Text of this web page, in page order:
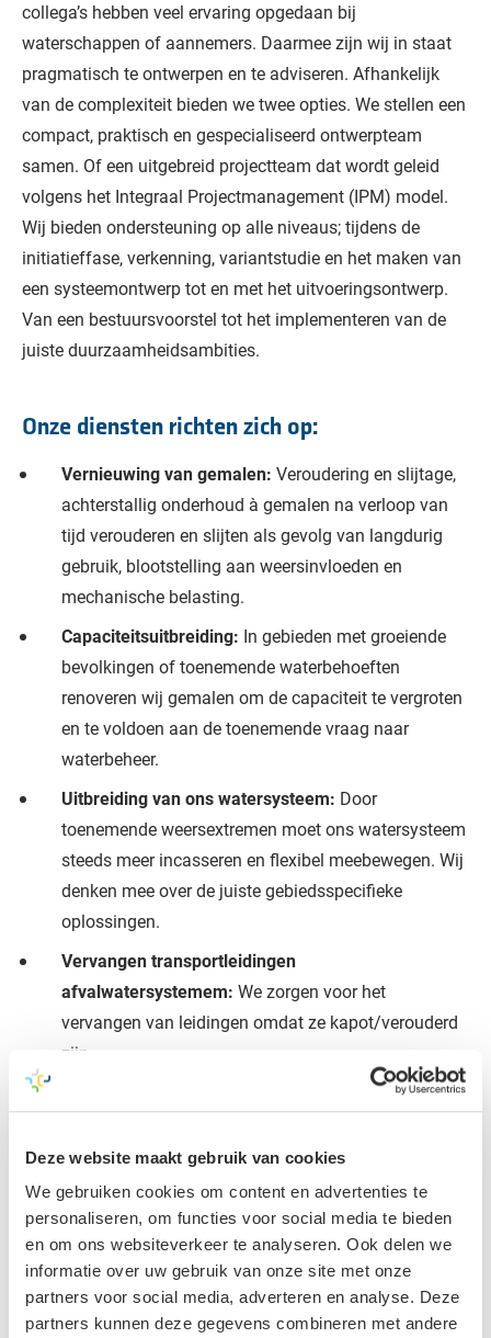
Deze website maakt gebruik van cookies
We gebruiken cookies om content en advertenties te
personaliseren, om functies voor social media te bieden
en om ons websiteverkeer te analyseren. Ook delen we
informatie over uw gebruik van onze site met onze
partners voor social media, adverteren en analyse. Deze
partners kunnen deze gegevens combineren met andere
collega’s hebben veel ervaring opgedaan bij
waterschappen of aannemers. Daarmee zijn wij in staat
pragmatisch te ontwerpen en te adviseren. Afhankelijk
van de complexiteit bieden we twee opties. We stellen een
compact, praktisch en gespecialiseerd ontwerpteam
samen. Of een uitgebreid projectteam dat wordt geleid
volgens het Integraal Projectmanagement (IPM) model.
Wij bieden ondersteuning op alle niveaus; tijdens de
initiatieffase, verkenning, variantstudie en het maken van
een systeemontwerp tot en met het uitvoeringsontwerp.
Van een bestuursvoorstel tot het implementeren van de
juiste duurzaamheidsambities.
Onze diensten richten zich op:
Vernieuwing van gemalen: Veroudering en slijtage,
achterstallig onderhoud à gemalen na verloop van
tijd verouderen en slijten als gevolg van langdurig
gebruik, blootstelling aan weersinvloeden en
mechanische belasting.
Capaciteitsuitbreiding: In gebieden met groeiende
bevolkingen of toenemende waterbehoeften
renoveren wij gemalen om de capaciteit te vergroten
en te voldoen aan de toenemende vraag naar
waterbeheer.
Uitbreiding van ons watersysteem: Door
toenemende weersextremen moet ons watersysteem
steeds meer incasseren en flexibel meebewegen. Wij
denken mee over de juiste gebiedsspecifieke
oplossingen.
Vervangen transportleidingen
afvalwatersystemem: We zorgen voor het
vervangen van leidingen omdat ze kapot/verouderd
zijn.
Veel grote gemalen
voor verduurzaming door ze om te bouwen naar
elektrisch aangedreven gemalen.
Vispassages:Om de visstand in Nederland te
vergroten moeten we zorgen dat vissen vrij kunnen
migreren in de haarvaten van ons watersysteem. Dit
doen we door stuwen en gemalen te voorzien van